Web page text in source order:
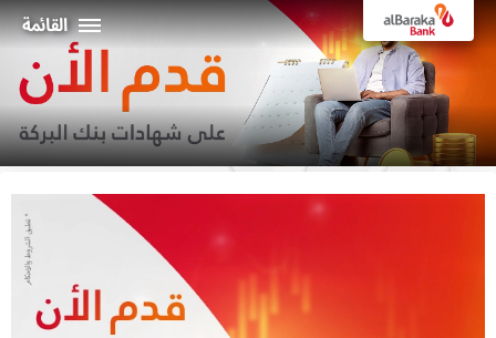
القائمة
الشركـات
نبذة عن البركة
خدمات الإنترنت البنكي